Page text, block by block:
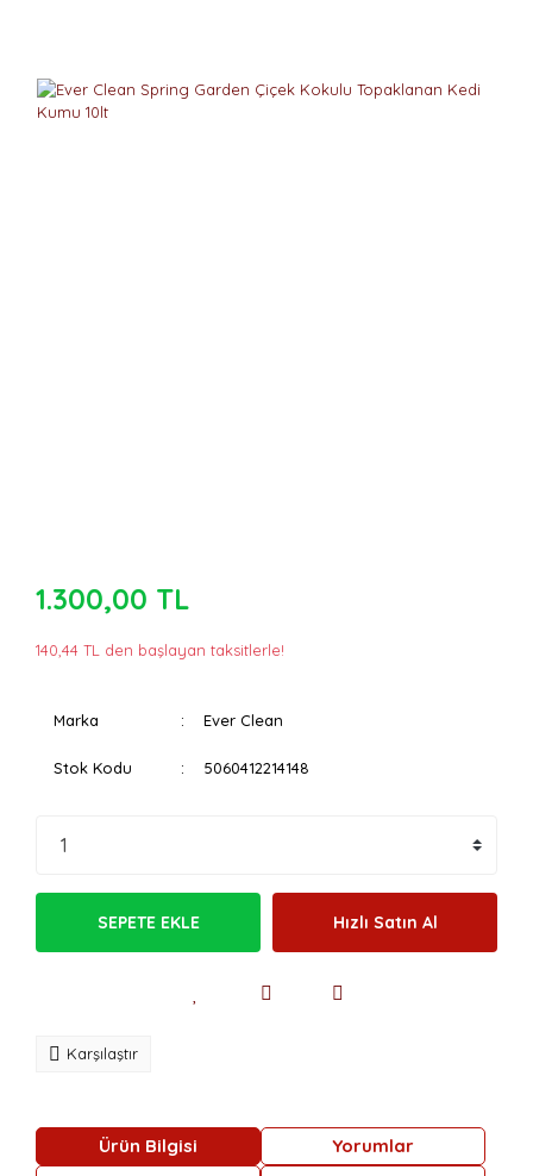
1.300,00 TL
140,44 TL den başlayan taksitlerle!
Marka Ever Clean
Stok Kodu 5060412214148
SEPETE EKLE Hızlı Satın Al
Karşılaştır
Ürün Bilgisi
Yorumlar